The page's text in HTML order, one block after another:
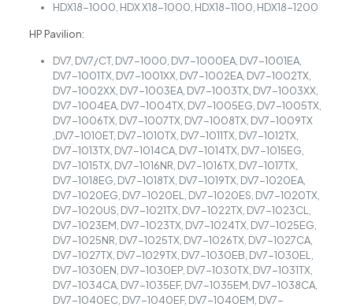
HDX18-1000, HDX X18-1000, HDX18-1100, HDX18-1200
HP Pavilion:
DV7, DV7/CT, DV7-1000, DV7-1000EA, DV7-1001EA,
DV7-1001TX, DV7-1001XX, DV7-1002EA, DV7-1002TX,
DV7-1002XX, DV7-1003EA, DV7-1003TX, DV7-1003XX,
DV7-1004EA, DV7-1004TX, DV7-1005EG, DV7-1005TX,
DV7-1006TX, DV7-1007TX, DV7-1008TX, DV7-1009TX
,DV7-1010ET, DV7-1010TX, DV7-1011TX, DV7-1012TX,
DV7-1013TX, DV7-1014CA, DV7-1014TX, DV7-1015EG,
DV7-1015TX, DV7-1016NR, DV7-1016TX, DV7-1017TX,
DV7-1018EG, DV7-1018TX, DV7-1019TX, DV7-1020EA,
DV7-1020EG, DV7-1020EL, DV7-1020ES, DV7-1020TX,
DV7-1020US, DV7-1021TX, DV7-1022TX, DV7-1023CL,
DV7-1023EM, DV7-1023TX, DV7-1024TX, DV7-1025EG,
DV7-1025NR, DV7-1025TX, DV7-1026TX, DV7-1027CA,
DV7-1027TX, DV7-1029TX, DV7-1030EB, DV7-1030EL,
DV7-1030EN, DV7-1030EP, DV7-1030TX, DV7-1031TX,
DV7-1034CA, DV7-1035EF, DV7-1035EM, DV7-1038CA,
DV7-1040EC, DV7-1040EF, DV7-1040EM, DV7-